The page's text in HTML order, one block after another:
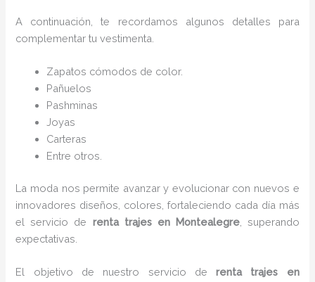
A continuación, te recordamos algunos detalles para
complementar tu vestimenta.
Zapatos cómodos de color.
Pañuelos
Pashminas
Joyas
Carteras
Entre otros.
La moda nos permite avanzar y evolucionar con nuevos e
innovadores diseños, colores, fortaleciendo cada día más
el servicio de renta trajes en Montealegre, superando
expectativas.
El objetivo de nuestro servicio derenta trajes en